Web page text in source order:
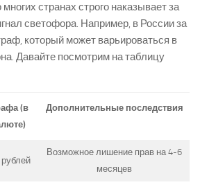
странах строго наказывает за
светофора. Например, в России за
который может варьироваться в
Давайте посмотрим на таблицу
(в
Дополнительные последствия
Возможное лишение прав на 4-6
месяцев